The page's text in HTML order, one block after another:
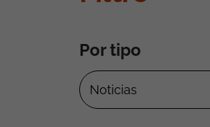
Por tipo